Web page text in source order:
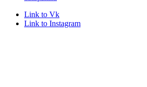
Link to Vk
Link to Instagram